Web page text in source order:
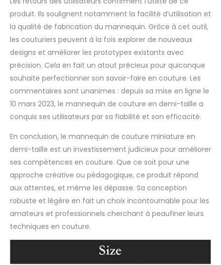
produit. Ils soulignent notamment la facilité d’utilisation et
la qualité de fabrication du mannequin. Grâce à cet outil,
les couturiers peuvent à la fois explorer de nouveaux
designs et améliorer les prototypes existants avec
précision. Cela en fait un atout précieux pour quiconque
souhaite perfectionner son savoir-faire en couture. Les
commentaires sont unanimes : depuis sa mise en ligne le
10 mars 2023, le mannequin de couture en demi-taille a
conquis ses utilisateurs par sa fiabilité et son efficacité.
En conclusion, le mannequin de couture miniature en
demi-taille est un investissement judicieux pour améliorer
ses compétences en couture. Que ce soit pour une
approche créative ou pédagogique, ce produit répond
aux attentes, et même les dépasse. Sa conception
robuste et légère en fait un choix incontournable pour les
amateurs et professionnels cherchant à peaufiner leurs
techniques en couture.